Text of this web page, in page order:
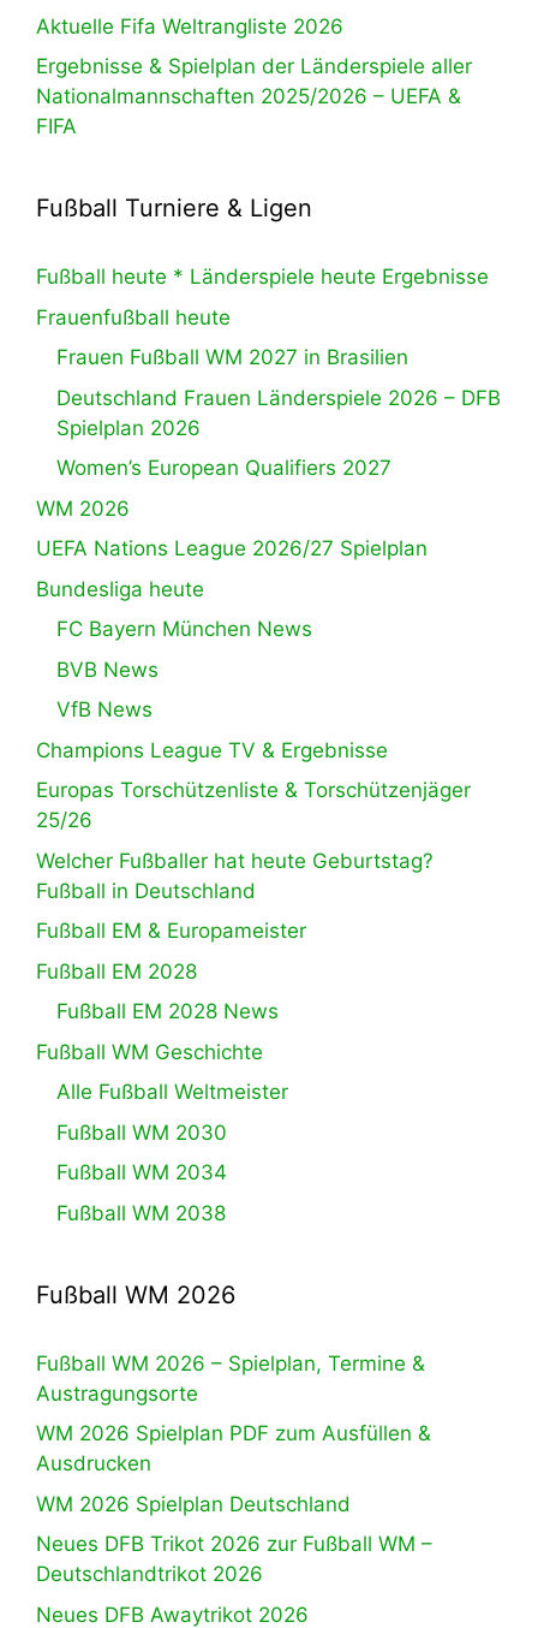
Aktuelle Fifa Weltrangliste 2026
Ergebnisse & Spielplan der Länderspiele aller
Nationalmannschaften 2025/2026 – UEFA &
FIFA
Fußball Turniere & Ligen
Fußball heute * Länderspiele heute Ergebnisse
Frauenfußball heute
Frauen Fußball WM 2027 in Brasilien
Deutschland Frauen Länderspiele 2026 – DFB
Spielplan 2026
Women’s European Qualifiers 2027
WM 2026
UEFA Nations League 2026/27 Spielplan
Bundesliga heute
FC Bayern München News
BVB News
VfB News
Champions League TV & Ergebnisse
Europas Torschützenliste & Torschützenjäger
25/26
Welcher Fußballer hat heute Geburtstag?
Fußball in Deutschland
Fußball EM & Europameister
Fußball EM 2028
Fußball EM 2028 News
Fußball WM Geschichte
Alle Fußball Weltmeister
Fußball WM 2030
Fußball WM 2034
Fußball WM 2038
Fußball WM 2026
Fußball WM 2026 – Spielplan, Termine &
Austragungsorte
WM 2026 Spielplan PDF zum Ausfüllen &
Ausdrucken
WM 2026 Spielplan Deutschland
Neues DFB Trikot 2026 zur Fußball WM –
Deutschlandtrikot 2026
Neues DFB Awaytrikot 2026